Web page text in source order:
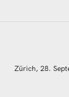
Zürich, 28.